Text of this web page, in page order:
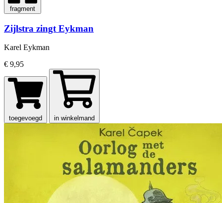
fragment
Zijlstra zingt Eykman
Karel Eykman
€ 9,95
toegevoegd in winkelmand